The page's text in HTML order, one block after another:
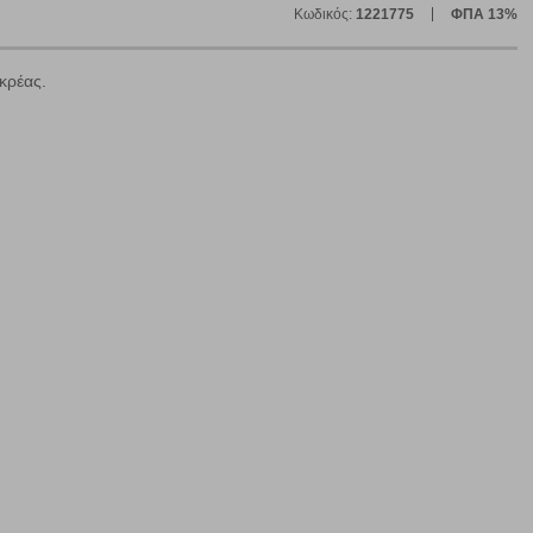
Κωδικός: 1221775 ΦΠΑ 13%